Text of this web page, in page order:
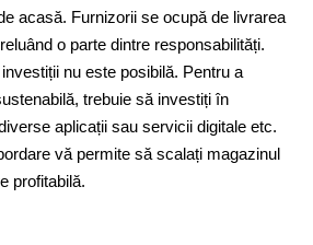
acasă. Furnizorii se ocupă de livrarea
o parte dintre responsabilități.
nu este posibilă. Pentru a
trebuie să investiți în
aplicații sau servicii digitale etc.
vă permite să scalați magazinul
profitabilă.